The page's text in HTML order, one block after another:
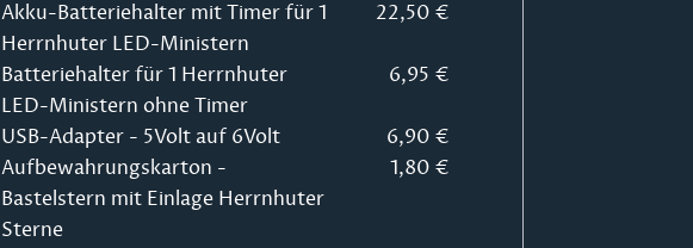
Akku-Batteriehalter mit Timer für 1
Herrnhuter LED-Ministern
22,50 €
Batteriehalter für 1 Herrnhuter
LED-Ministern ohne Timer
6,95 €
USB-Adapter - 5Volt auf 6Volt
6,90 €
Aufbewahrungskarton -
Bastelstern mit Einlage Herrnhuter
Sterne
1,80 €